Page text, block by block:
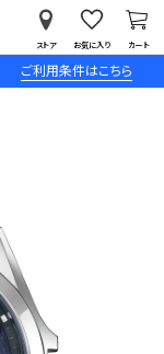
ご利用条件はこちら
ストア お気に入り カート